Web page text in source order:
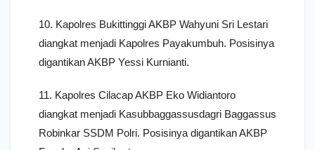
10. Kapolres Bukittinggi AKBP Wahyuni Sri Lestari
diangkat menjadi Kapolres Payakumbuh. Posisinya
digantikan AKBP Yessi Kurnianti.
11. Kapolres Cilacap AKBP Eko Widiantoro
diangkat menjadi Kasubbaggassusdagri Baggassus
Robinkar SSDM Polri. Posisinya digantikan AKBP